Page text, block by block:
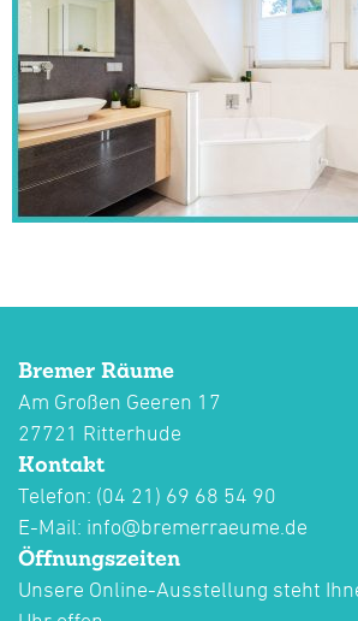
Bremer Räume
Am Großen Geeren 17
27721 Ritterhude
Kontakt
Telefon: (04 21) 69 68 54 90
E-Mail: info@bremerraeume.de
Öffnungszeiten
Unsere Online-Ausstellung steht